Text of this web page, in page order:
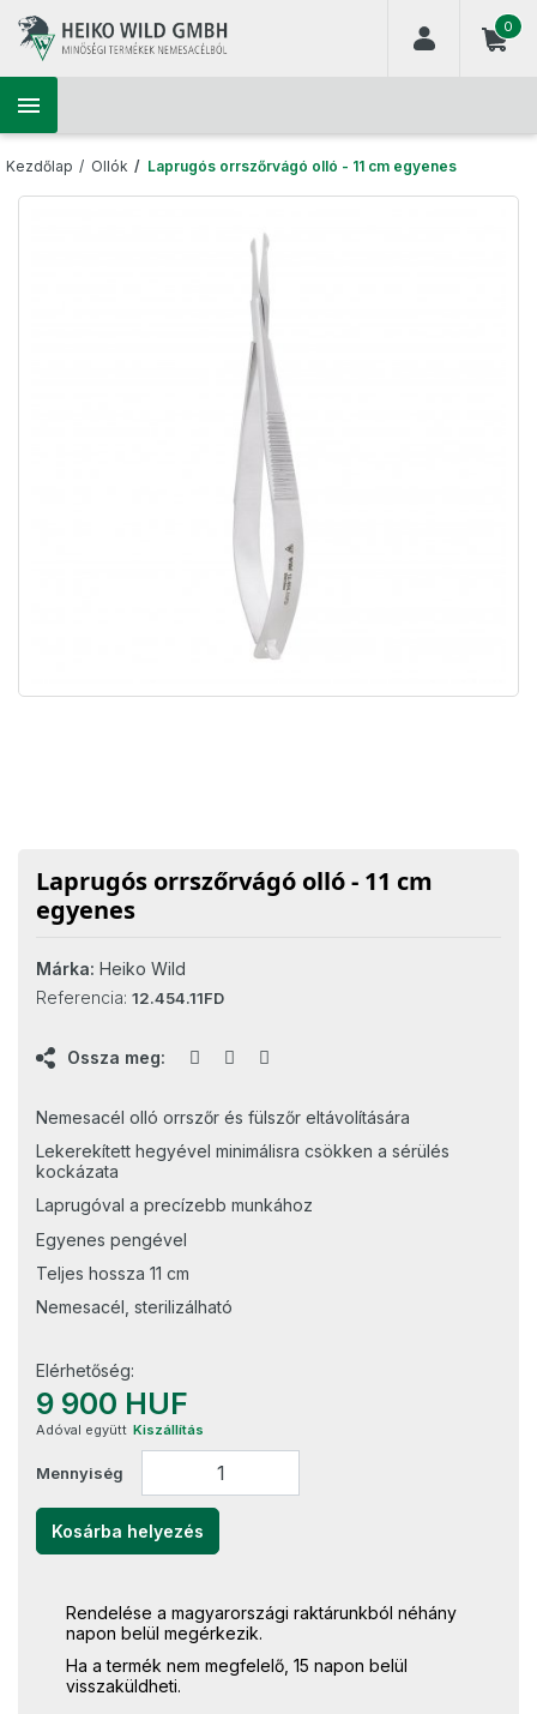
0

Kezdőlap Ollók Laprugós orrszőrvágó olló - 11 cm egyenes
Laprugós orrszőrvágó olló - 11 cm
egyenes
Márka: Heiko Wild
Referencia: 12.454.11FD
Ossza meg:
Nemesacél olló orrszőr és fülszőr eltávolítására
Lekerekített hegyével minimálisra csökken a sérülés
kockázata
Laprugóval a precízebb munkához
Egyenes pengével
Teljes hossza 11 cm
Nemesacél, sterilizálható
Elérhetőség:
9 900 HUF
Adóval együtt Kiszállítás
Mennyiség
Kosárba helyezés
Rendelése a magyarországi raktárunkból néhány
napon belül megérkezik.
Ha a termék nem megfelelő, 15 napon belül
visszaküldheti.